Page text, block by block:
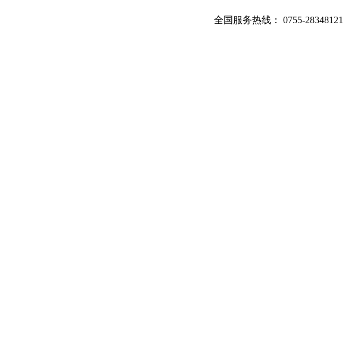
全国服务热线： 0755-28348121